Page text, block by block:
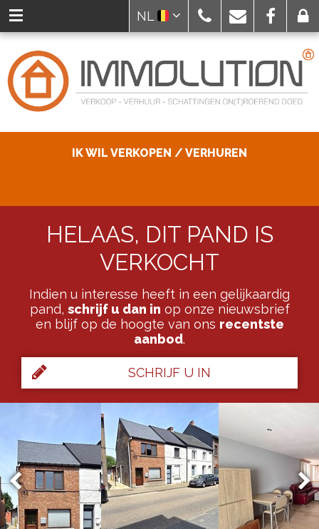
NL
IK WIL VERKOPEN / VERHUREN
HELAAS, DIT PAND IS
VERKOCHT
Indien u interesse heeft in een gelijkaardig
pand, schrijf u dan in op onze nieuwsbrief
en blijf op de hoogte van ons recentste
aanbod.
SCHRIJF U IN